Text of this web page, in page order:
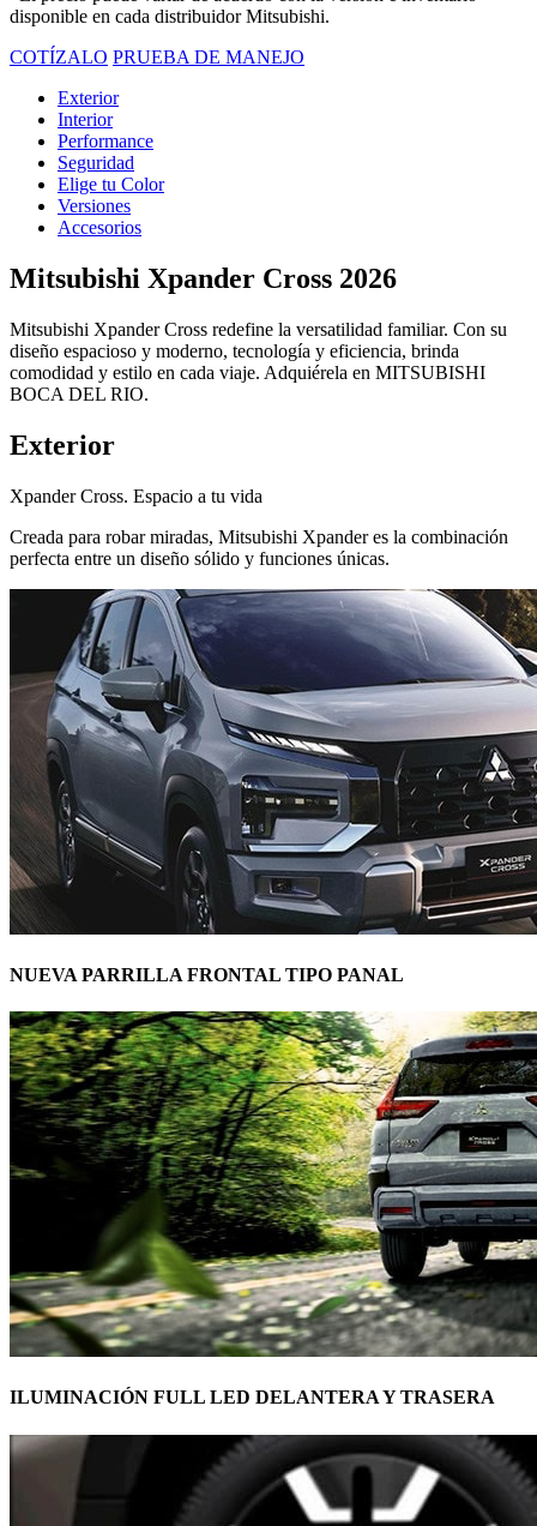
disponible en cada distribuidor Mitsubishi.
COTÍZALO PRUEBA DE MANEJO
Exterior
Interior
Performance
Seguridad
Elige tu Color
Versiones
Accesorios
Mitsubishi Xpander Cross 2026
Mitsubishi Xpander Cross redefine la versatilidad familiar. Con su
diseño espacioso y moderno, tecnología y eficiencia, brinda
comodidad y estilo en cada viaje. Adquiérela en MITSUBISHI
BOCA DEL RIO.
Exterior
Xpander Cross. Espacio a tu vida
Creada para robar miradas, Mitsubishi Xpander es la combinación
perfecta entre un diseño sólido y funciones únicas.
NUEVA PARRILLA FRONTAL TIPO PANAL
ILUMINACIÓN FULL LED DELANTERA Y TRASERA